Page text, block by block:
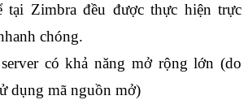
tại Zimbra đều được thực hiện trực
chóng.
có khả năng mở rộng lớn (do
dụng mã nguồn mở)